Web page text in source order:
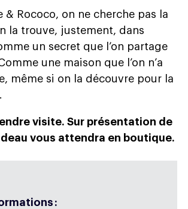
& Rococo, on ne cherche pas la
la trouve, justement, dans
un secret que l’on partage
une maison que l’on n’a
même si on la découvre pour la
visite. Sur présentation de
vous attendra en boutique.
: